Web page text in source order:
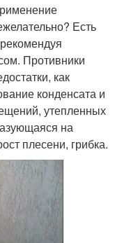
Есть
Противники
как
конденсата и
утепленных
на
плесени, грибка.